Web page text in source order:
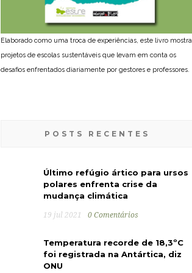
Elaborado como uma troca de experiências, este livro mostra
projetos de escolas sustentáveis que levam em conta os
desafios enfrentados diariamente por gestores e professores.
POSTS RECENTES
Último refúgio ártico para ursos
polares enfrenta crise da
mudança climática
19 jul 2021 0 Comentários
Temperatura recorde de 18,3ºC
foi registrada na Antártica, diz
ONU